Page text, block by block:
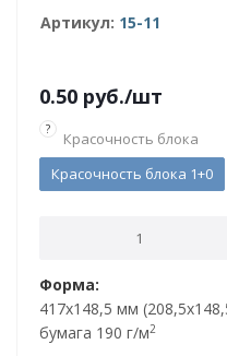
Артикул: 15-11
0.50 руб./шт
?
Красочность блока
Красочность блока 1+0
Форма:
417х148,5 мм
бумага 190 г/м2